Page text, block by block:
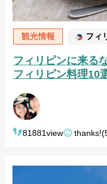
観光情報 フィ
フィリピンに来る
フィリピン料理10
81881view